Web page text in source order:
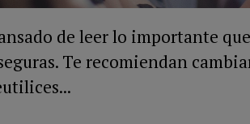
de leer lo importante
Te recomiendan